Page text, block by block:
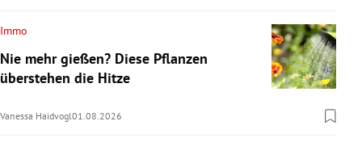
Immo
Nie mehr gießen? Diese Pflanzen
überstehen die Hitze
Vanessa Haidvogl01.08.2026